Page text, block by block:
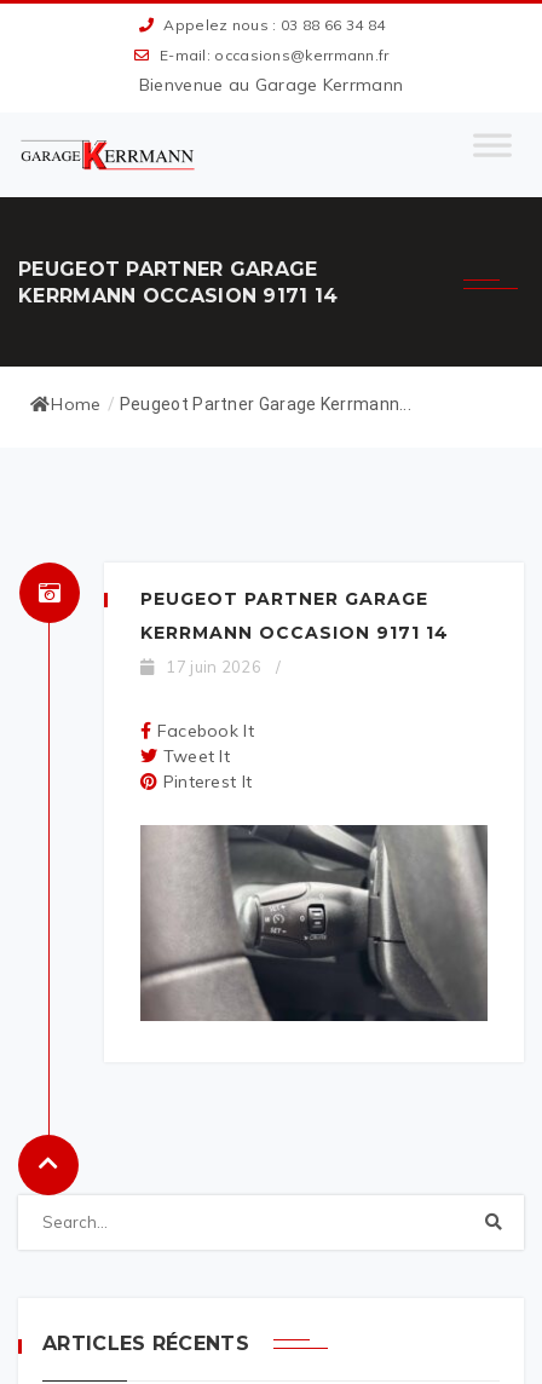
Appelez nous : 03 88 66 34 84
E-mail: occasions@kerrmann.fr
Bienvenue au Garage Kerrmann
PEUGEOT PARTNER GARAGE
KERRMANN OCCASION 9171 14
Home / Peugeot Partner Garage Kerrmann...
PEUGEOT PARTNER GARAGE
KERRMANN OCCASION 9171 14
17 juin 2026 /
Facebook It
Tweet It
Pinterest It
ARTICLES RÉCENTS